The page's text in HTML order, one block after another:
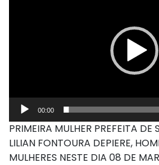
00:00
PRIMEIRA MULHER PREFEITA
LILIAN FONTOURA DEPIERE,
MULHERES NESTE DIA 08 DE